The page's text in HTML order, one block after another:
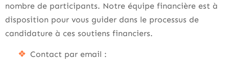
nombre de participants. Notre équipe financière est à
disposition pour vous guider dans le processus de
candidature à ces soutiens financiers.
Contact par email :